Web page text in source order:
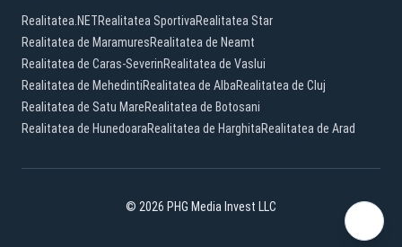
Realitatea.NETRealitatea SportivaRealitatea Star
Realitatea de MaramuresRealitatea de Neamt
Realitatea de Caras-SeverinRealitatea de Vaslui
Realitatea de MehedintiRealitatea de AlbaRealitatea de Cluj
Realitatea de Satu MareRealitatea de Botosani
Realitatea de HunedoaraRealitatea de HarghitaRealitatea de Arad
© 2026 PHG Media Invest LLC